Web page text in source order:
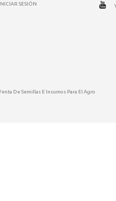
SESIÓN
De Semillas E Insumos Para El Agro